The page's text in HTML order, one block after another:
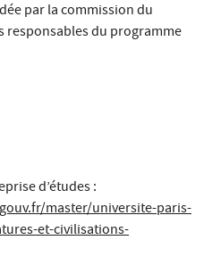
par la commission du
responsables du programme
d’études :
master/universite-paris-
et-civilisations-